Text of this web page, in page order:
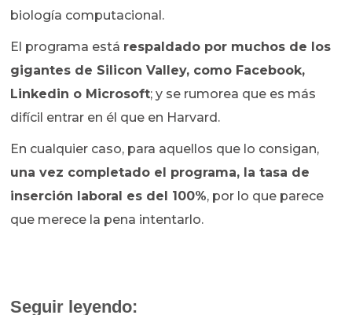
biología computacional.
El programa está respaldado por muchos de los
gigantes de Silicon Valley, como Facebook,
Linkedin o Microsoft; y se rumorea que es más
difícil entrar en él que en Harvard.
En cualquier caso, para aquellos que lo consigan,
una vez completado el programa, la tasa de
inserción laboral es del 100%, por lo que parece
que merece la pena intentarlo.
Seguir leyendo: